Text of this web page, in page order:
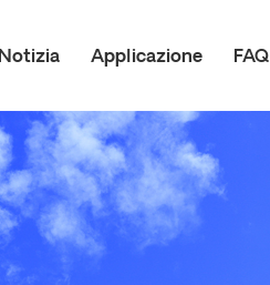
Notizia Applicazione FAQ